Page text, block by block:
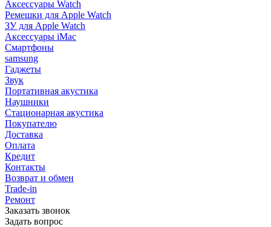
Аксессуары Watch
Ремешки для Apple Watch
ЗУ для Apple Watch
Аксессуары iMac
Смартфоны
samsung
Гаджеты
Звук
Портативная акустика
Наушники
Стационарная акустика
Покупателю
Доставка
Оплата
Кредит
Контакты
Возврат и обмен
Trade-in
Ремонт
Заказать звонок
Задать вопрос